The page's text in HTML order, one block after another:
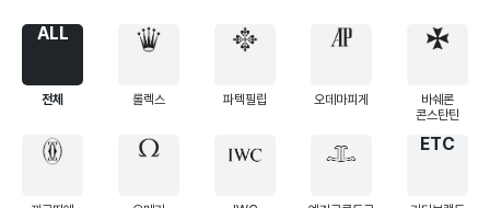
ALL
전체 롤렉스 파텍필립 오데마피게
바쉐론
콘스탄틴
ETC